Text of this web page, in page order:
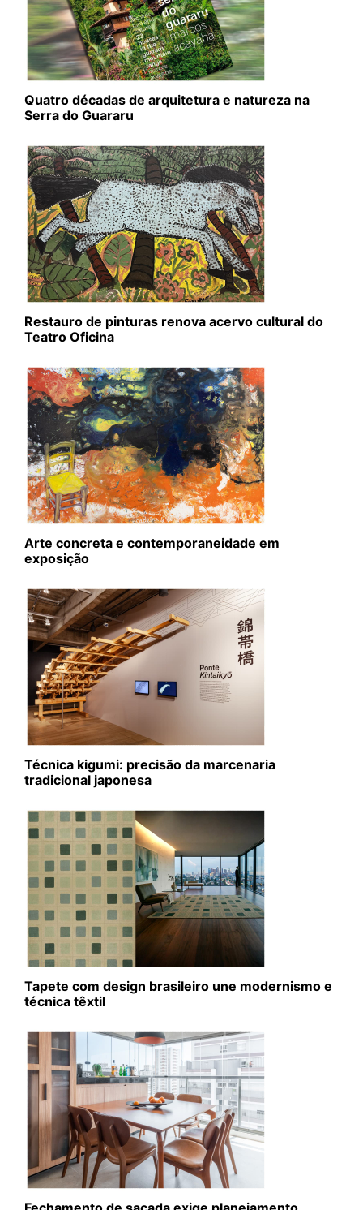
Quatro décadas de arquitetura e natureza na
Serra do Guararu
Restauro de pinturas renova acervo cultural do
Teatro Oficina
Arte concreta e contemporaneidade em
exposição
Técnica kigumi: precisão da marcenaria
tradicional japonesa
Tapete com design brasileiro une modernismo e
técnica têxtil